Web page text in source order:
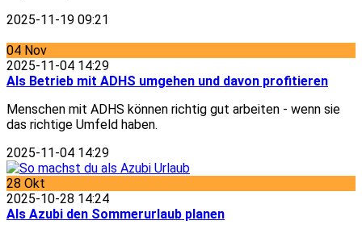
2025-11-19 09:21
04 Nov
2025-11-04 14:29
Als Betrieb mit ADHS umgehen und davon profitieren
Menschen mit ADHS können richtig gut arbeiten - wenn sie
das richtige Umfeld haben.
2025-11-04 14:29
28 Okt
2025-10-28 14:24
Als Azubi den Sommerurlaub planen